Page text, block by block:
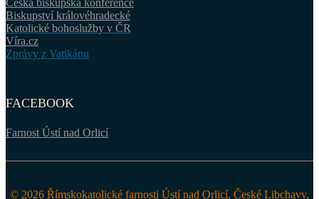
Česká biskupská konference
Biskupství královéhradecké
Katolické bohoslužby v ČR
Víra.cz
Zprávy z Vatikánu
FACEBOOK
Farnost Ústí nad Orlicí
© 2026 Římskokatolické farnosti Ústí nad Orlicí, České Libchavy,